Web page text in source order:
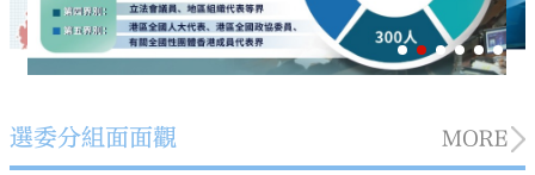
選委分組面面觀 MORE